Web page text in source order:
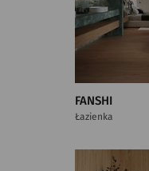
FANSHI
Łazienka